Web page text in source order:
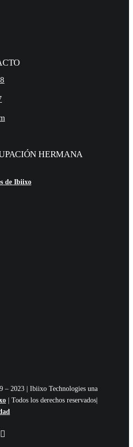
HERMANA
de Ibiixo
– 2023 | Ibiixo Technologies una
| Todos los derechos reservados|